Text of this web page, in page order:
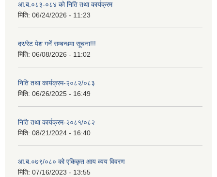
आ.ब.०८३-०८४ काे निति तथा कार्यक्रम
मिति: 06/24/2026 - 11:23
दर/रेट पेश गर्ने सम्बन्धमा सूचना!!!
मिति: 06/08/2026 - 11:02
निति तथा कार्यक्रम-२०८२/०८३
मिति: 06/26/2025 - 16:49
निति तथा कार्यक्रम-२०८१/०८२
मिति: 08/21/2024 - 16:40
आ.ब.०७९/०८० को एकिकृत आय व्यय विवरण
मिति: 07/16/2023 - 13:55